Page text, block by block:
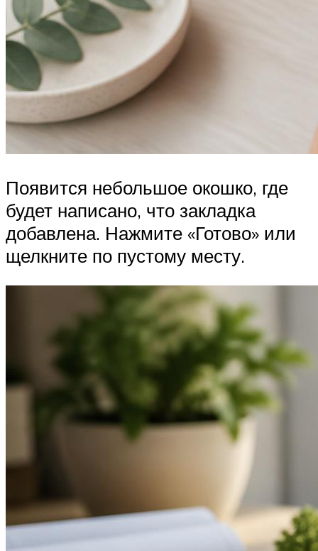
Появится небольшое окошко, где
будет написано, что закладка
добавлена. Нажмите «Готово» или
щелкните по пустому месту.